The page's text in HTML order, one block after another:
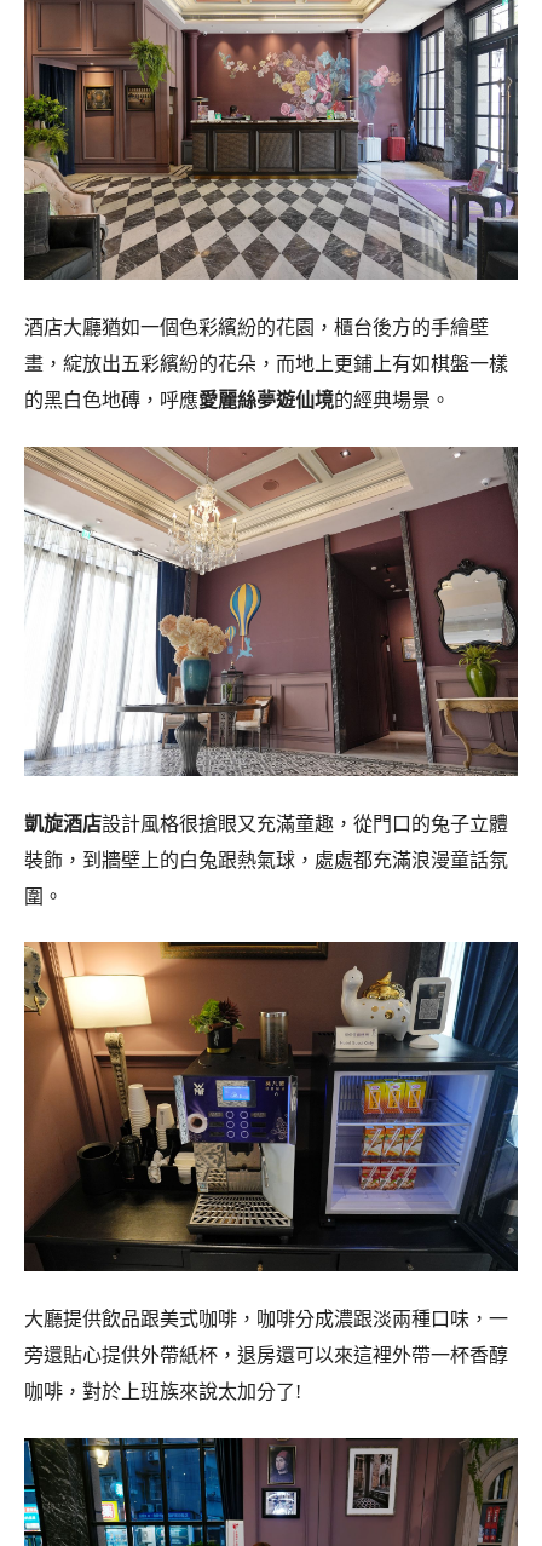
酒店大廳猶如一個色彩繽紛的花園，櫃台後方的手繪壁
畫，綻放出五彩繽紛的花朵，而地上更鋪上有如棋盤一樣
的黑白色地磚，呼應愛麗絲夢遊仙境的經典場景。
凱旋酒店設計風格很搶眼又充滿童趣，從門口的兔子立體
裝飾，到牆壁上的白兔跟熱氣球，處處都充滿浪漫童話氛
圍。
大廳提供飲品跟美式咖啡，咖啡分成濃跟淡兩種口味，一
旁還貼心提供外帶紙杯，退房還可以來這裡外帶一杯香醇
咖啡，對於上班族來說太加分了!